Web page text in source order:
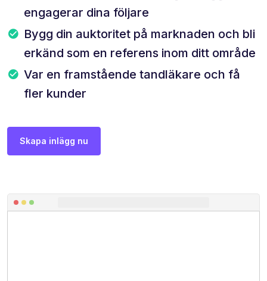
engagerar dina följare
Bygg din auktoritet på marknaden och bli
erkänd som en referens inom ditt område
Var en framstående tandläkare och få
fler kunder
Skapa inlägg nu